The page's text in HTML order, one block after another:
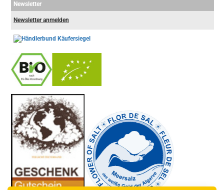
Newsletter
Newsletter anmelden